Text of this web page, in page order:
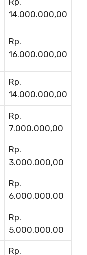
14.000.000,00
Rp.
16.000.000,00
Rp.
14.000.000,00
Rp.
7.000.000,00
Rp.
3.000.000,00
Rp.
6.000.000,00
Rp.
5.000.000,00
Rp.